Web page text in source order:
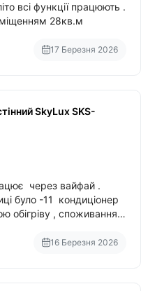
всі функції працюють .
приміщенням 28кв.м
17 Березня 2026
SkyLux SKS-
через вайфай .
було -11 кондиціонер
обігріву , споживання
16 Березня 2026